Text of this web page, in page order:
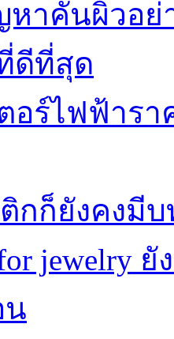
หาคันผิวอ
ดีที่สุด
อร์ไฟฟ้าร
กก็ยังคงมี
for jewelry
น